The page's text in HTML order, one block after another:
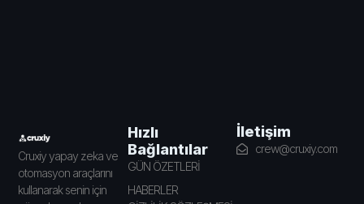
Cruxiy yapay zeka ve
otomasyon araçlarını
kullanarak senin için
Hızlı
Bağlantılar
GÜN ÖZETLERİ
HABERLER
İletişim
crew@cruxiy.com